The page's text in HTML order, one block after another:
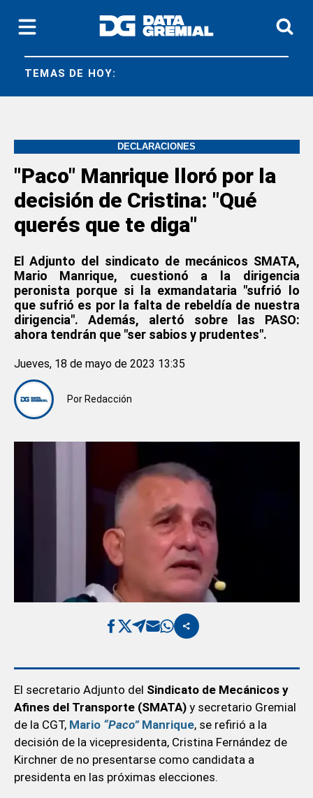
TEMAS DE HOY:
DECLARACIONES
"Paco" Manrique lloró por la
decisión de Cristina: "Qué
querés que te diga"
El Adjunto del sindicato de mecánicos SMATA,
Mario Manrique, cuestionó a la dirigencia
peronista porque si la exmandataria "sufrió lo
que sufrió es por la falta de rebeldía de nuestra
dirigencia". Además, alertó sobre las PASO:
ahora tendrán que "ser sabios y prudentes".
Por Redacción
Jueves, 18 de mayo de 2023 13:35
El secretario Adjunto del Sindicato de Mecánicos y
Afines del Transporte (SMATA)y secretario Gremial
de la CGT, Mario “Paco”Manrique, se refirió a la
decisión de la vicepresidenta, Cristina Fernández de
Kirchner de no presentarse como candidata a
presidenta en las próximas elecciones.